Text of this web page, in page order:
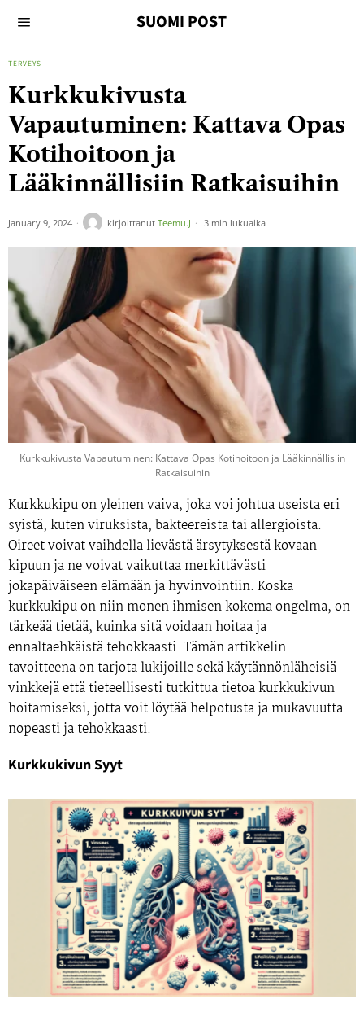
SUOMI POST
TERVEYS
Kurkkukivusta
Vapautuminen: Kattava Opas
Kotihoitoon ja
Lääkinnällisiin Ratkaisuihin
January 9, 2024 kirjoittanut Teemu.J 3 min lukuaika
Kurkkukivusta Vapautuminen: Kattava Opas Kotihoitoon ja Lääkinnällisiin
Ratkaisuihin
Kurkkukipu on yleinen vaiva, joka voi johtua useista eri
syistä, kuten viruksista, bakteereista tai allergioista.
Oireet voivat vaihdella lievästä ärsytyksestä kovaan
kipuun ja ne voivat vaikuttaa merkittävästi
jokapäiväiseen elämään ja hyvinvointiin. Koska
kurkkukipu on niin monen ihmisen kokema ongelma, on
tärkeää tietää, kuinka sitä voidaan hoitaa ja
ennaltaehkäistä tehokkaasti. Tämän artikkelin
tavoitteena on tarjota lukijoille sekä käytännönläheisiä
vinkkejä että tieteellisesti tutkittua tietoa kurkkukivun
hoitamiseksi, jotta voit löytää helpotusta ja mukavuutta
nopeasti ja tehokkaasti.
Kurkkukivun Syyt